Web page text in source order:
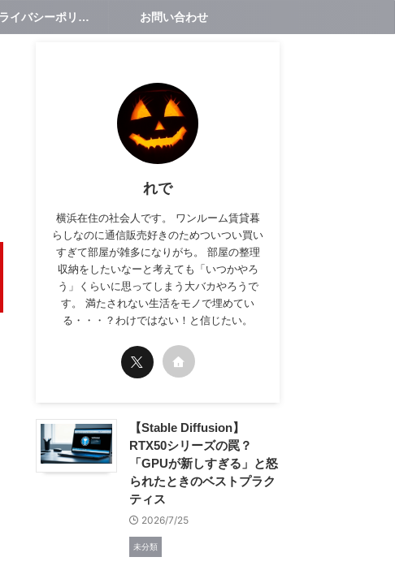
プライバシーポリシー お問い合わせ
れで
横浜在住の社会人です。 ワンルーム賃貸暮
らしなのに通信販売好きのためついつい買い
すぎて部屋が雑多になりがち。 部屋の整理
収納をしたいなーと考えても「いつかやろ
う」くらいに思ってしまう大バカやろうで
す。 満たされない生活をモノで埋めてい
る・・・？わけではない！と信じたい。
【Stable Diffusion】
RTX50シリーズの罠？
「GPUが新しすぎる」と怒
られたときのベストプラク
ティス
2026/7/25
未分類